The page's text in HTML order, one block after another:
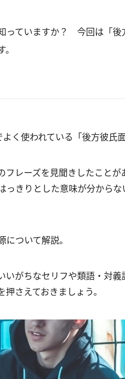
っていますか？ 今回は「後
く使われている「後方彼氏
フレーズを見聞きしたこと
きりとした意味が分からな
ついて解説。
いがちなセリフや類語・対
さえておきましょう。